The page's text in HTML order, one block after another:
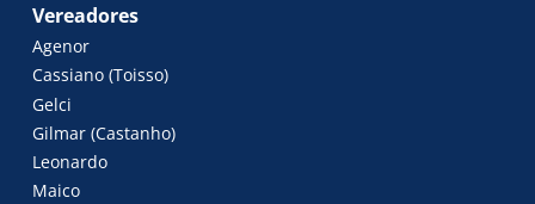
Vereadores
Agenor
Cassiano (Toisso)
Gelci
Gilmar (Castanho)
Leonardo
Maico